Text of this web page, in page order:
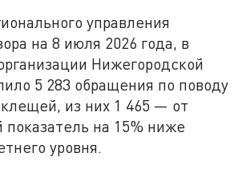
управления
на 8 июля 2026 года, в
Нижегородской
5 283 обращения по поводу
из них 1 465 — от
на 15% ниже
уровня.